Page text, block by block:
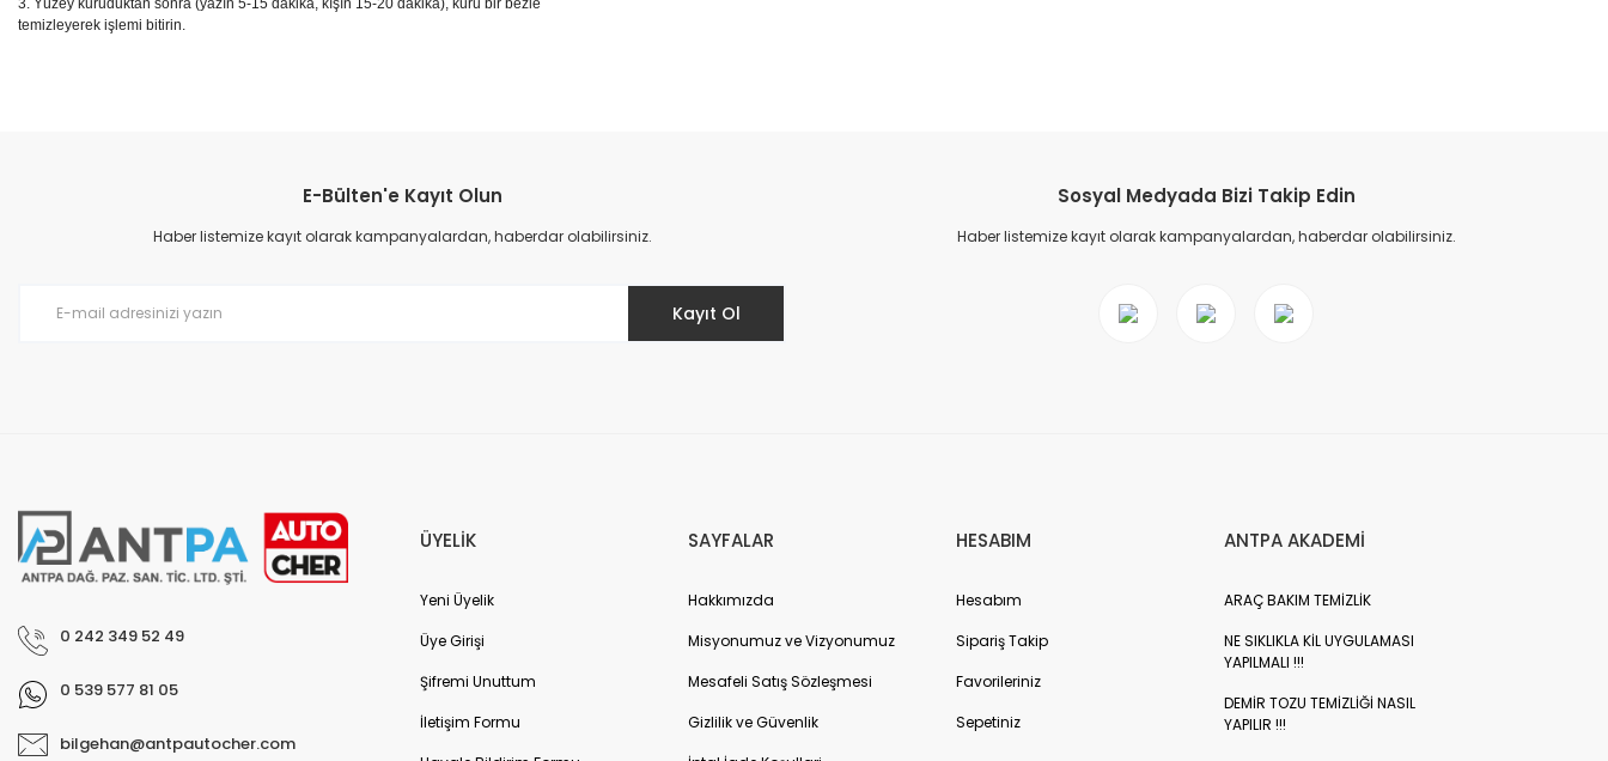
3. Yüzey kuruduktan sonra (yazın 5-15 dakika, kışın 15-20 dakika), kuru bir bezle
temizleyerek işlemi bitirin.
Ürün resmi kalitesiz, bozuk veya görüntülenemiyor.
Ürün açıklamasında eksik bilgiler bulunuyor.
E-Bülten'e Kayıt Olun
Haber listemize kayıt olarak kampanyalardan, haberdar olabilirsiniz.
Kayıt Ol
Sosyal Medyada Bizi Takip Edin
Haber listemize kayıt olarak kampanyalardan, haberdar olabilirsiniz.
0 242 349 52 49
0 539 577 81 05
bilgehan@antpautocher.com
ÜYELİK
Yeni Üyelik
Üye Girişi
Şifremi Unuttum
İletişim Formu
SAYFALAR
Hakkımızda
Misyonumuz ve Vizyonumuz
Mesafeli Satış Sözleşmesi
Gizlilik ve Güvenlik
HESABIM
Hesabım
Sipariş Takip
Favorileriniz
Sepetiniz
ANTPA AKADEMİ
ARAÇ BAKIM TEMİZLİK
NE SIKLIKLA KİL UYGULAMASI
YAPILMALI !!!
DEMİR TOZU TEMİZLİĞİ NASIL
YAPILIR !!!